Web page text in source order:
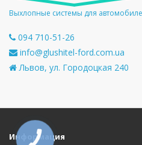
Выхлопные системы для
094 710-51-26
info@glushitel-ford.com.ua
Львов, ул. Городоцкая 240
Информация
КНОПКА
СВЯЗИ